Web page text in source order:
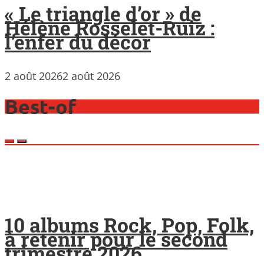
« Le triangle d’or » de
Hélène Rosselet-Ruiz :
l’enfer du décor
2 août 20262 août 2026
Best-of
10 albums Rock, Pop, Folk,
à retenir pour le second